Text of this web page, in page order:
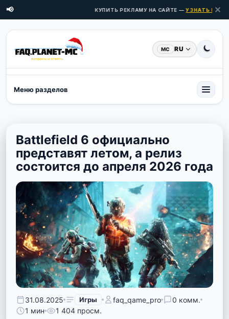
📢 КУПИТЬ РЕКЛАМУ НА САЙТЕ —УЗНАТЬ ЦЕНЫ
✕
MC RU
Меню разделов
Battlefield 6 официально
представят летом, а релиз
состоится до апреля 2026 года
31.08.2025 Игры faq_qame_pro
0 комм.
1 мин
1 404 просм.